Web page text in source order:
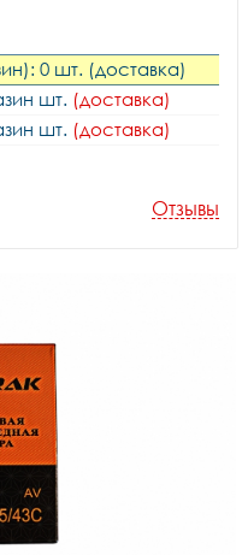
0 шт. (доставка)
шт. (доставка)
шт. (доставка)
Отзывы